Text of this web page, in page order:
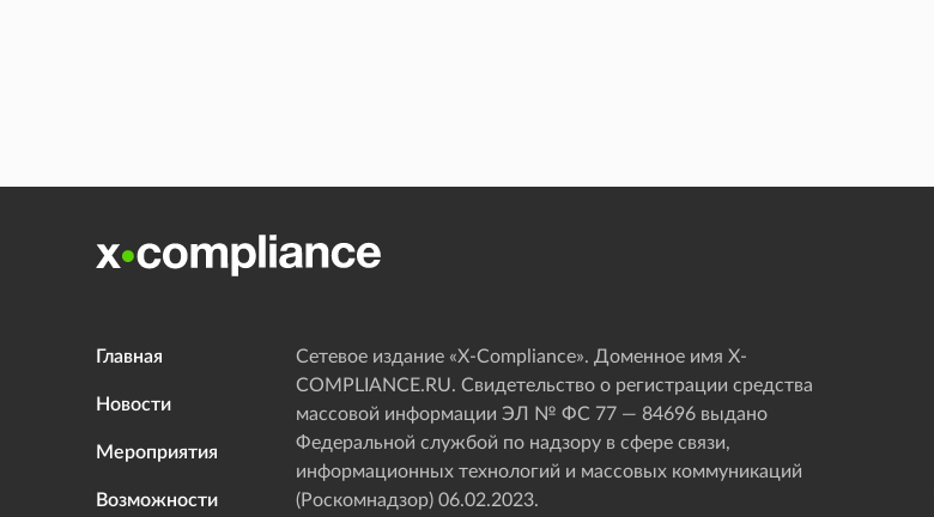
Главная
Новости
Мероприятия
Возможности
Сетевое издание «Х-Compliance». Доменное имя X-
COMPLIANCE.RU. Свидетельство о регистрации средства
массовой информации ЭЛ № ФС 77 — 84696 выдано
Федеральной службой по надзору в сфере связи,
информационных технологий и массовых коммуникаций
(Роскомнадзор) 06.02.2023.